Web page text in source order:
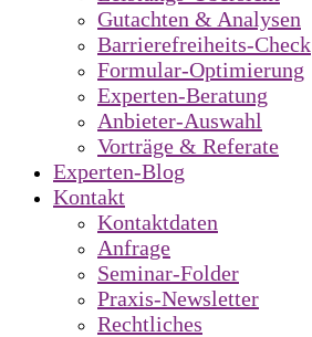
Gutachten & Analysen
Barrierefreiheits-Check
Formular-Optimierung
Experten-Beratung
Anbieter-Auswahl
Vorträge & Referate
Experten-Blog
Kontakt
Kontaktdaten
Anfrage
Seminar-Folder
Praxis-Newsletter
Rechtliches